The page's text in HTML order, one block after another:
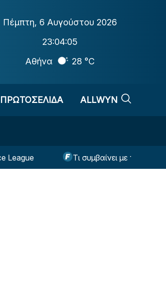
Πέμπτη, 6 Αυγούστου 2026
23:04:06
Αθήνα
28 °C
ΠΡΩΤΟΣΕΛΙΔΑ ALLWYN
Τι συμβαίνει με τον Μουζακίτη;